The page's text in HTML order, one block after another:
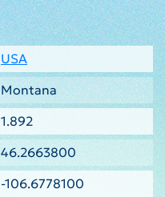
USA
Montana
1.892
46.2663800
-106.6778100